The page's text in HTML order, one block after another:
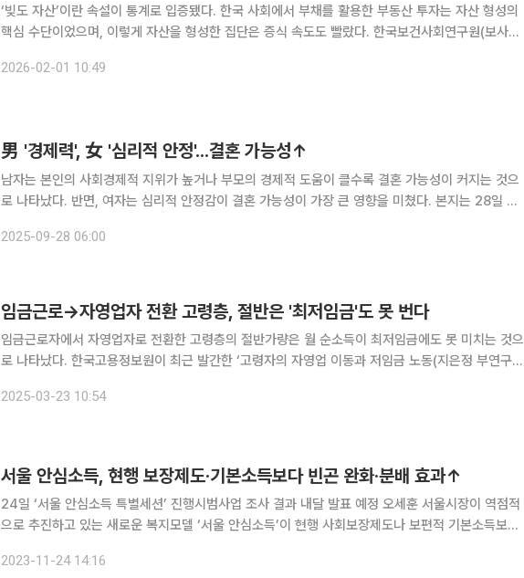
‘빚도 자산’이란 속설이 통계로 입증됐다. 한국 사회에서 부채를 활용한 부동산 투자는 자산 형성의
핵심 수단이었으며, 이렇게 자산을 형성한 집단은 증식 속도도 빨랐다. 한국보건사회연구원(보사연)
고 1일 밝혔다. 먼저 연구진이 한국복지패널 데이터를 활용해
2026-02-01 10:49
男 '경제력', 女 '심리적 안정'...결혼 가능성↑
남자는 본인의 사회경제적 지위가 높거나 부모의 경제적 도움이 클수록 결혼 가능성이 커지는 것으
로 나타났다. 반면, 여자는 심리적 안정감이 결혼 가능성이 가장 큰 영향을 미쳤다. 본지는 28일 한
다. 본지는 두 패털 데이터를 결합한 뒤 14차 조사 기준
2025-09-28 06:00
임금근로→자영업자 전환 고령층, 절반은 '최저임금'도 못 번다
임금근로자에서 자영업자로 전환한 고령층의 절반가량은 월 순소득이 최저임금에도 못 미치는 것으
로 나타났다. 한국고용정보원이 최근 발간한 ‘고령자의 자영업 이동과 저임금 노동(지은정 부연구위
포인트(p) 확대됐다. 고용원 없는 자영업자 중 60대 이
2025-03-23 10:54
서울 안심소득, 현행 보장제도·기본소득보다 빈곤 완화·분배 효과↑
24일 ‘서울 안심소득 특별세션’ 진행시범사업 조사 결과 내달 발표 예정 오세훈 서울시장이 역점적
으로 추진하고 있는 새로운 복지모델 ‘서울 안심소득’이 현행 사회보장제도나 보편적 기본소득보다
한국국제경제학회와 공동 주최하는 ‘서울 안심소득 특별세션’에서 이
2023-11-24 14:16